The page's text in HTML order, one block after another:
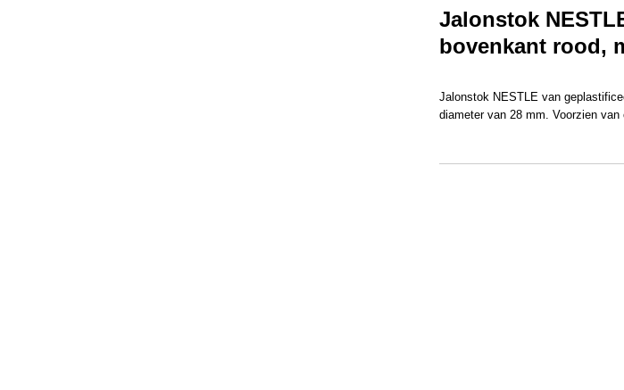
Productcode leverancier
Afmetingen (l,b,h)
Jalonstok
bovenkant rood,
Jalonstok NESTLE van
diameter van 28 mm. Voorzien